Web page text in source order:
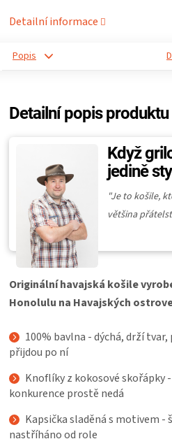
O
GRILOVÁNÍ
HAVAJSKÉ
VÍNO
DÁRKOVÉ
POUKAZY
ZNAČKY
(CZK)
PŘIHLÁŠENÍ
Detailní informace
Popis
Detailní popis produktu
Když
jedině
"Je to košile,
většina
Originální havajská košile
Honolulu na Havajských
100% bavlna - dýchá, drží
přijdou po ní
Knoflíky z kokosové skořápky
konkurence prostě nedá
Kapsička sladěná s motivem -
nastříháno od role